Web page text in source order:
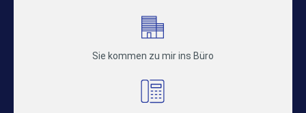
Sie kommen zu mir ins Büro